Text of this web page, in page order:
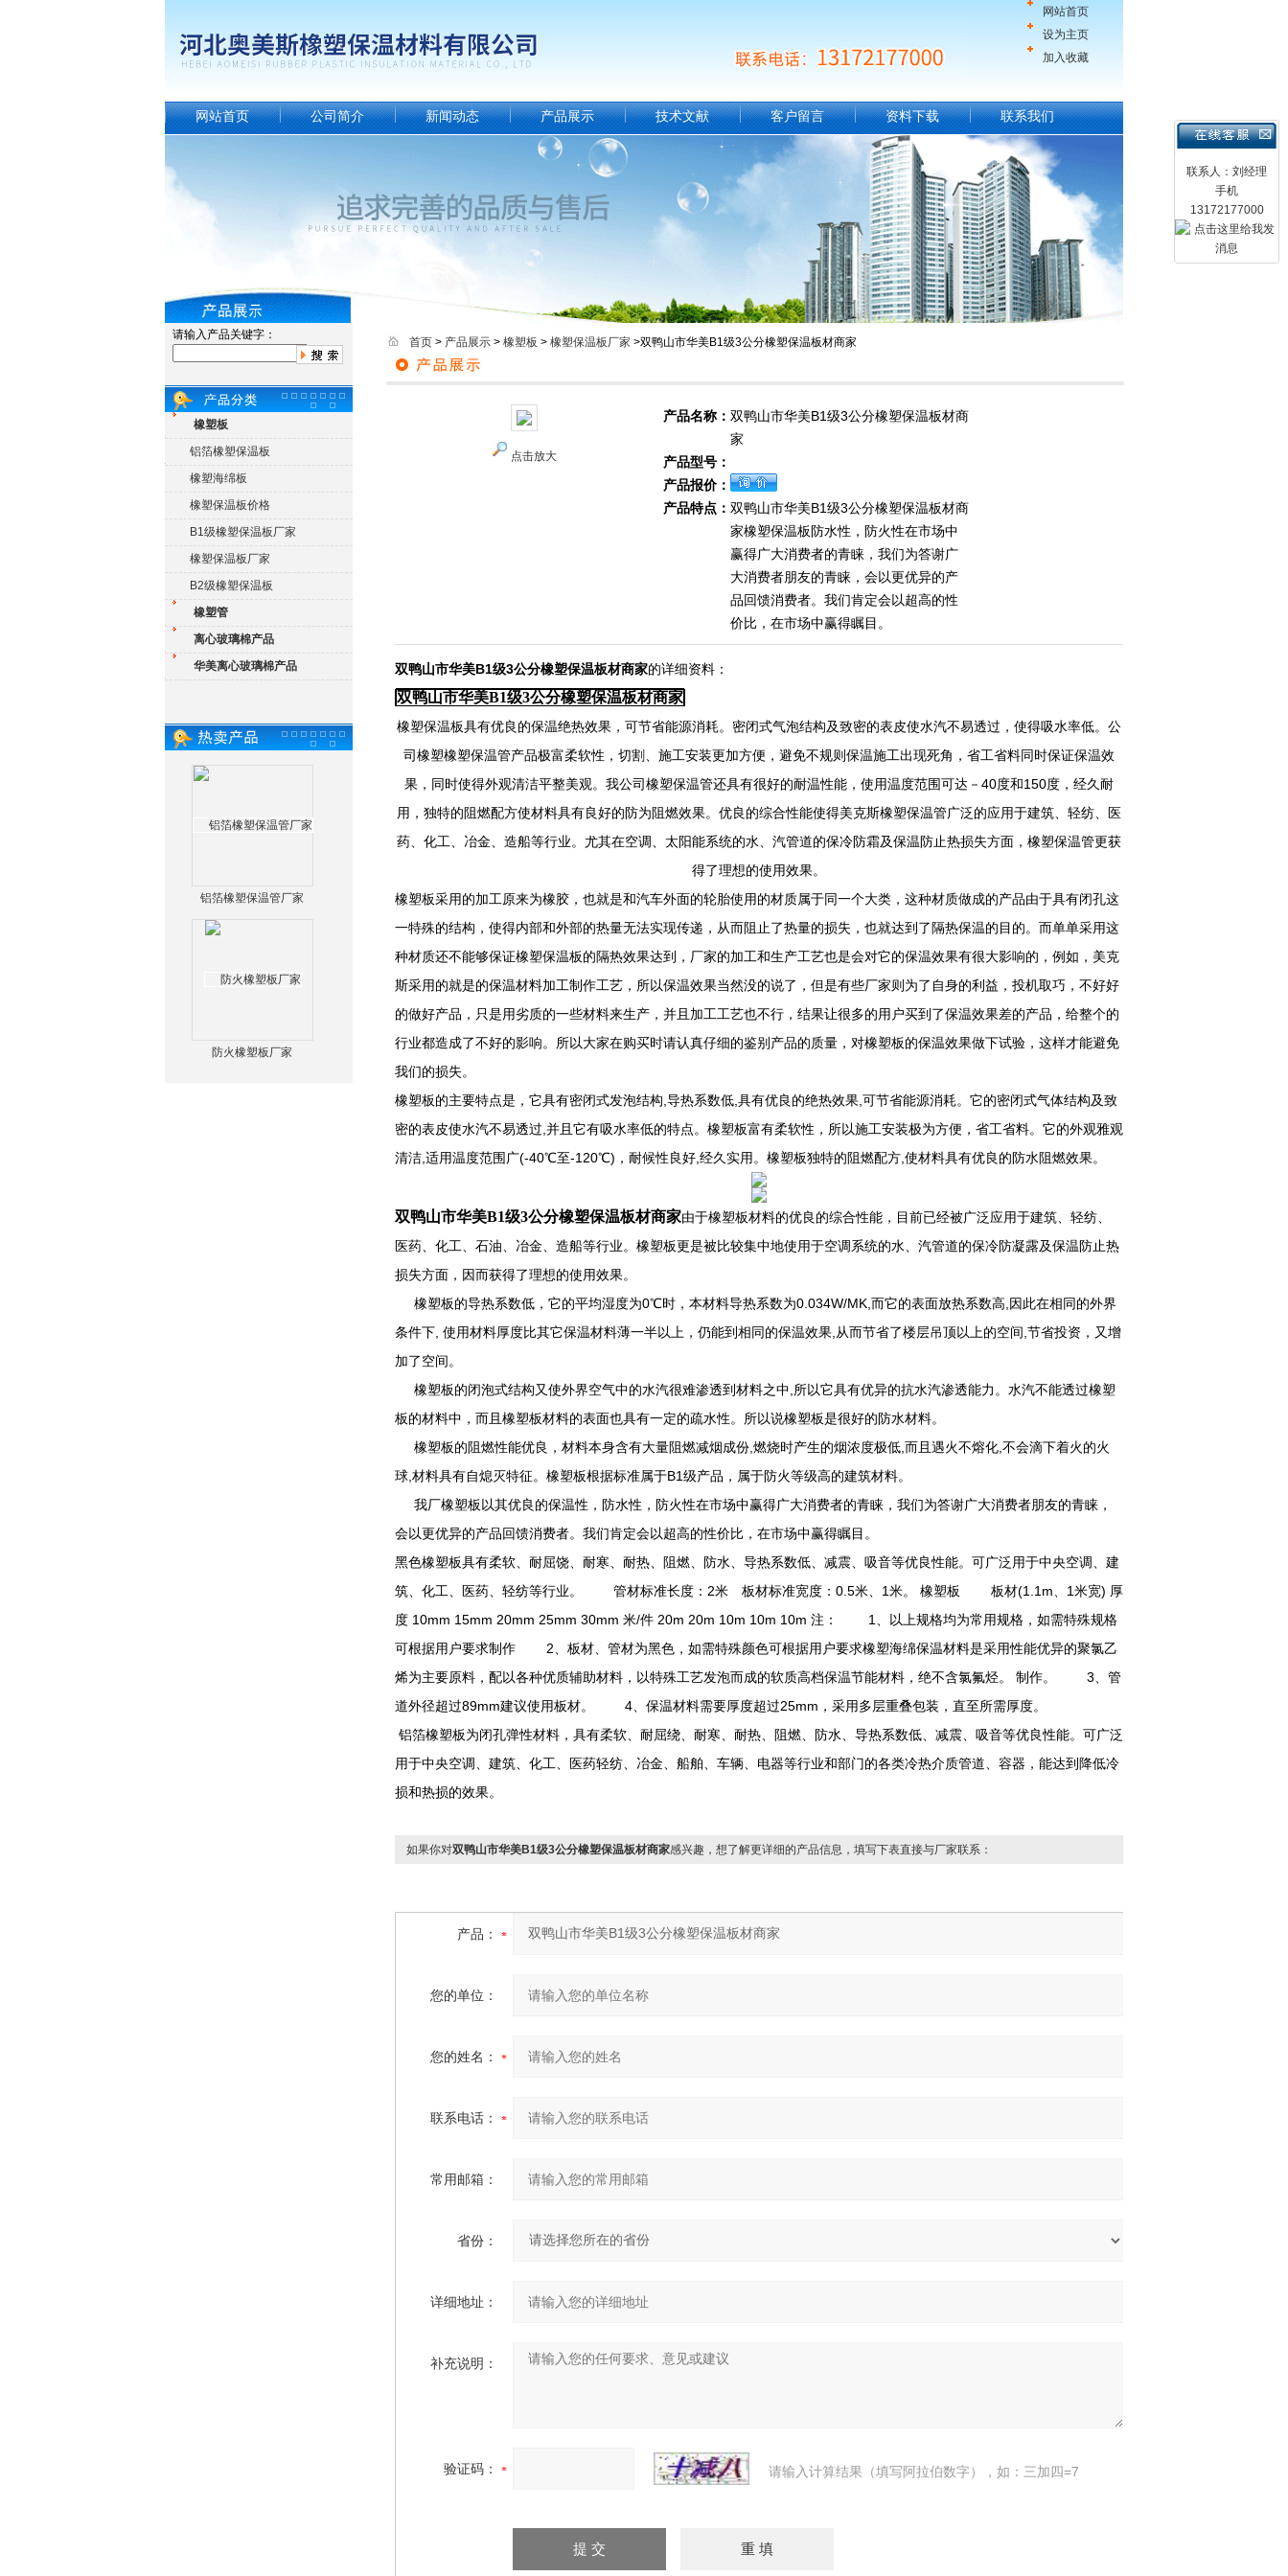
网站首页
设为主页
加入收藏
联系人：刘经理
手机
13172177000
网站首页 公司简介 新闻动态 产品展示 技术文献 客户留言 资料下载 联系我们
请输入产品关键字：
橡塑板
铝箔橡塑保温板
橡塑海绵板
橡塑保温板价格
B1级橡塑保温板厂家
橡塑保温板厂家
B2级橡塑保温板
橡塑管
离心玻璃棉产品
华美离心玻璃棉产品
铝箔橡塑保温管厂家
防火橡塑板厂家
首页 > 产品展示 > 橡塑板 > 橡塑保温板厂家 >双鸭山市华美B1级3公分橡塑保温板材商家
点击放大
产品名称： 双鸭山市华美B1级3公分橡塑保温板材商
家
产品型号：
产品报价：
产品特点： 双鸭山市华美B1级3公分橡塑保温板材商
家橡塑保温板防水性，防火性在市场中
赢得广大消费者的青睐，我们为答谢广
大消费者朋友的青睐，会以更优异的产
品回馈消费者。我们肯定会以超高的性
价比，在市场中赢得瞩目。
双鸭山市华美B1级3公分橡塑保温板材商家的详细资料：
双鸭山市华美B1级3公分橡塑保温板材商家
橡塑保温板具有优良的保温绝热效果，可节省能源消耗。密闭式气泡结构及致密的表皮使水汽不易透过，使得吸水率低。公
司橡塑橡塑保温管产品极富柔软性，切割、施工安装更加方便，避免不规则保温施工出现死角，省工省料同时保证保温效
果，同时使得外观清洁平整美观。我公司橡塑保温管还具有很好的耐温性能，使用温度范围可达－40度和150度，经久耐
用，独特的阻燃配方使材料具有良好的防为阻燃效果。优良的综合性能使得美克斯橡塑保温管广泛的应用于建筑、轻纺、医
药、化工、冶金、造船等行业。尤其在空调、太阳能系统的水、汽管道的保冷防霜及保温防止热损失方面，橡塑保温管更获
得了理想的使用效果。
橡塑板采用的加工原来为橡胶，也就是和汽车外面的轮胎使用的材质属于同一个大类，这种材质做成的产品由于具有闭孔这
一特殊的结构，使得内部和外部的热量无法实现传递，从而阻止了热量的损失，也就达到了隔热保温的目的。而单单采用这
种材质还不能够保证橡塑保温板的隔热效果达到，厂家的加工和生产工艺也是会对它的保温效果有很大影响的，例如，美克
斯采用的就是的保温材料加工制作工艺，所以保温效果当然没的说了，但是有些厂家则为了自身的利益，投机取巧，不好好
的做好产品，只是用劣质的一些材料来生产，并且加工工艺也不行，结果让很多的用户买到了保温效果差的产品，给整个的
行业都造成了不好的影响。所以大家在购买时请认真仔细的鉴别产品的质量，对橡塑板的保温效果做下试验，这样才能避免
我们的损失。
橡塑板的主要特点是，它具有密闭式发泡结构,导热系数低,具有优良的绝热效果,可节省能源消耗。它的密闭式气体结构及致
密的表皮使水汽不易透过,并且它有吸水率低的特点。橡塑板富有柔软性，所以施工安装极为方便，省工省料。它的外观雅观
清洁,适用温度范围广(-40℃至-120℃)，耐候性良好,经久实用。橡塑板独特的阻燃配方,使材料具有优良的防水阻燃效果。
双鸭山市华美B1级3公分橡塑保温板材商家由于橡塑板材料的优良的综合性能，目前已经被广泛应用于建筑、轻纺、
医药、化工、石油、冶金、造船等行业。橡塑板更是被比较集中地使用于空调系统的水、汽管道的保冷防凝露及保温防止热
损失方面，因而获得了理想的使用效果。
橡塑板的导热系数低，它的平均湿度为0℃时，本材料导热系数为0.034W/MK,而它的表面放热系数高,因此在相同的外界
条件下, 使用材料厚度比其它保温材料薄一半以上，仍能到相同的保温效果,从而节省了楼层吊顶以上的空间,节省投资，又增
加了空间。
橡塑板的闭泡式结构又使外界空气中的水汽很难渗透到材料之中,所以它具有优异的抗水汽渗透能力。水汽不能透过橡塑
板的材料中，而且橡塑板材料的表面也具有一定的疏水性。所以说橡塑板是很好的防水材料。
橡塑板的阻燃性能优良，材料本身含有大量阻燃减烟成份,燃烧时产生的烟浓度极低,而且遇火不熔化,不会滴下着火的火
球,材料具有自熄灭特征。橡塑板根据标准属于B1级产品，属于防火等级高的建筑材料。
我厂橡塑板以其优良的保温性，防水性，防火性在市场中赢得广大消费者的青睐，我们为答谢广大消费者朋友的青睐，
会以更优异的产品回馈消费者。我们肯定会以超高的性价比，在市场中赢得瞩目。
黑色橡塑板具有柔软、耐屈饶、耐寒、耐热、阻燃、防水、导热系数低、减震、吸音等优良性能。可广泛用于中央空调、建
筑、化工、医药、轻纺等行业。 管材标准长度：2米 板材标准宽度：0.5米、1米。 橡塑板 板材(1.1m、1米宽) 厚
度 10mm 15mm 20mm 25mm 30mm 米/件 20m 20m 10m 10m 10m 注： 1、以上规格均为常用规格，如需特殊规格
可根据用户要求制作 2、板材、管材为黑色，如需特殊颜色可根据用户要求橡塑海绵保温材料是采用性能优异的聚氯乙
烯为主要原料，配以各种优质辅助材料，以特殊工艺发泡而成的软质高档保温节能材料，绝不含氯氟烃。 制作。 3、管
道外径超过89mm建议使用板材。 4、保温材料需要厚度超过25mm，采用多层重叠包装，直至所需厚度。
铝箔橡塑板为闭孔弹性材料，具有柔软、耐屈绕、耐寒、耐热、阻燃、防水、导热系数低、减震、吸音等优良性能。可广泛
用于中央空调、建筑、化工、医药轻纺、冶金、船舶、车辆、电器等行业和部门的各类冷热介质管道、容器，能达到降低冷
损和热损的效果。
如果你对双鸭山市华美B1级3公分橡塑保温板材商家感兴趣，想了解更详细的产品信息，填写下表直接与厂家联系：
产品：
您的单位：
您的姓名：
联系电话：
常用邮箱：
省份：
详细地址：
补充说明：
验证码： 请输入计算结果（填写阿拉伯数字），如：三加四=7